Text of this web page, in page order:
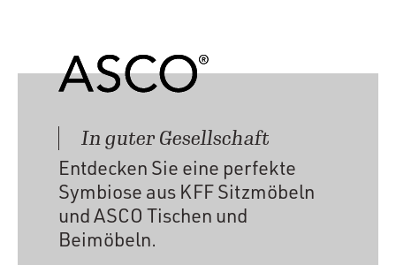
In guter Gesellschaft
Entdecken Sie eine perfekte
Symbiose aus KFF Sitzmöbeln
und ASCO Tischen und
Beimöbeln.